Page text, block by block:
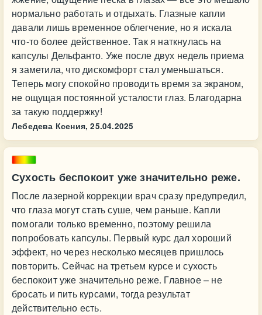
нормально работать и отдыхать. Глазные капли
давали лишь временное облегчение, но я искала
что-то более действенное. Так я наткнулась на
капсулы Дельфанто. Уже после двух недель приема
я заметила, что дискомфорт стал уменьшаться.
Теперь могу спокойно проводить время за экраном,
не ощущая постоянной усталости глаз. Благодарна
за такую поддержку!
Лебедева Ксения, 25.04.2025
Сухость беспокоит уже значительно реже.
После лазерной коррекции врач сразу предупредил,
что глаза могут стать суше, чем раньше. Капли
помогали только временно, поэтому решила
попробовать капсулы. Первый курс дал хороший
эффект, но через несколько месяцев пришлось
повторить. Сейчас на третьем курсе и сухость
беспокоит уже значительно реже. Главное – не
бросать и пить курсами, тогда результат
действительно есть.